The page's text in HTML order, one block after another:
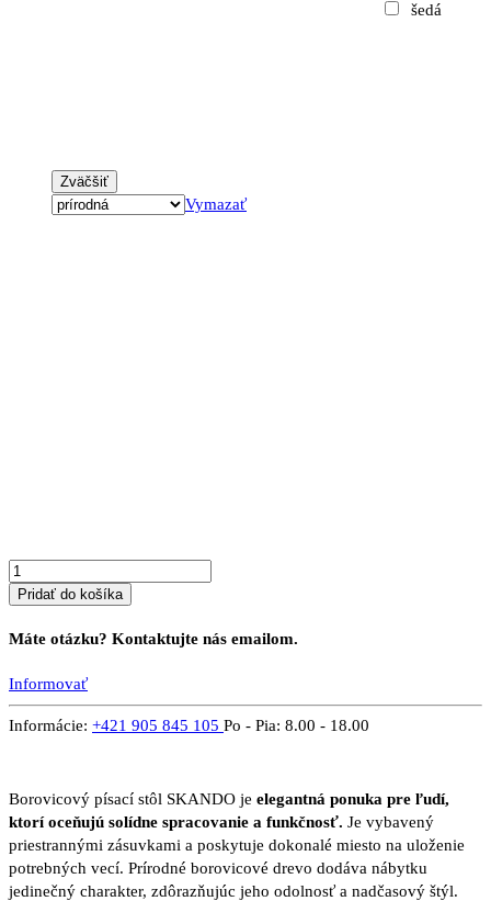
šedá
Zväčšiť
Vymazať
Pridať do košíka
Máte otázku? Kontaktujte nás emailom.
Informovať
Informácie: +421 905 845 105 Po - Pia: 8.00 - 18.00
Borovicový písací stôl SKANDO je elegantná ponuka pre ľudí,
ktorí oceňujú solídne spracovanie a funkčnosť. Je vybavený
priestrannými zásuvkami a poskytuje dokonalé miesto na uloženie
potrebných vecí. Prírodné borovicové drevo dodáva nábytku
jedinečný charakter, zdôrazňujúc jeho odolnosť a nadčasový štýl.